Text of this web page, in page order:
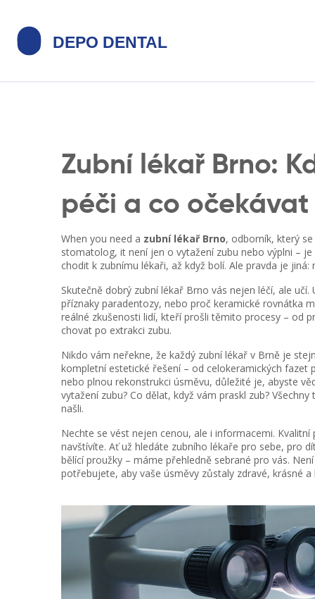
Zubní lékař Brno:
péči a co očekávat
When you need a zubní lékař Brno, odborník, který
stomatolog, it není jen o vytažení zubu nebo výplni –
chodit k zubnímu lékaři, až když bolí. Ale pravda je
Skutečně dobrý zubní lékař Brno vás nejen léčí, ale
příznaky paradentozy, nebo proč keramické rovnátka
reálné zkušenosti lidí, kteří prošli těmito procesy – od
chovat po extrakci zubu.
Nikdo vám neřekne, že každý zubní lékař v Brně je
kompletní estetické řešení – od celokeramických fazet
nebo plnou rekonstrukci úsměvu, důležité je, abyste
vytažení zubu? Co dělat, když vám praskl zub?
našli.
Nechte se vést nejen cenou, ale i informacemi.
navštívíte. Ať už hledáte zubního lékaře pro sebe, pro
bělící proužky – máme přehledně sebrané pro vás.
potřebujete, aby vaše úsměvy zůstaly zdravé, krásné a